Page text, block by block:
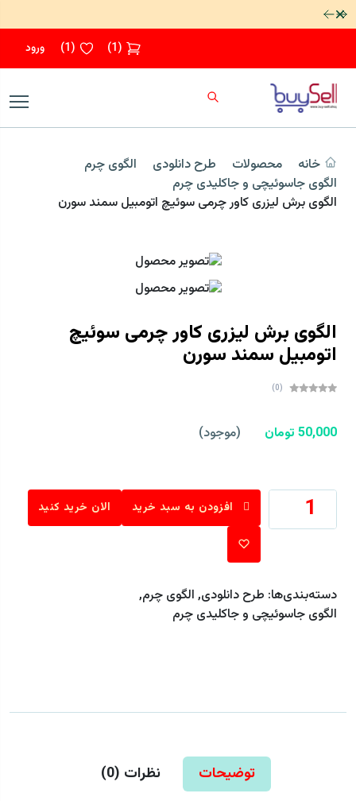
رد کردن
(
1
)
(
1
) ورود
خانه محصولات طرح دانلودی
الگوی چرم
الگوی جاسوئیچی و جاکلیدی چرم
الگوی برش لیزری کاور چرمی سوئیچ اتومبیل سمند سورن
الگوی برش لیزری کاور چرمی سوئیچ
اتومبیل سمند سورن
(0)
50,000 تومان (موجود)
افزودن به سبد خرید الان خرید کنید
دسته‌بندی‌ها: طرح دانلودی, الگوی چرم,
الگوی جاسوئیچی و جاکلیدی چرم
توضیحات نظرات (0
)